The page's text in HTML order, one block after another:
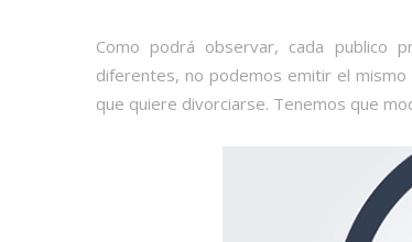
Como podrá observar, cada publico
diferentes, no podemos emitir el
que quiere divorciarse. Tenemos que